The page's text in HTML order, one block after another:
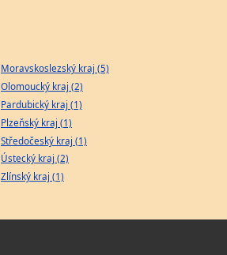
Moravskoslezský kraj (5)
Olomoucký kraj (2)
Pardubický kraj (1)
Plzeňský kraj (1)
Středočeský kraj (1)
Ústecký kraj (2)
Zlínský kraj (1)